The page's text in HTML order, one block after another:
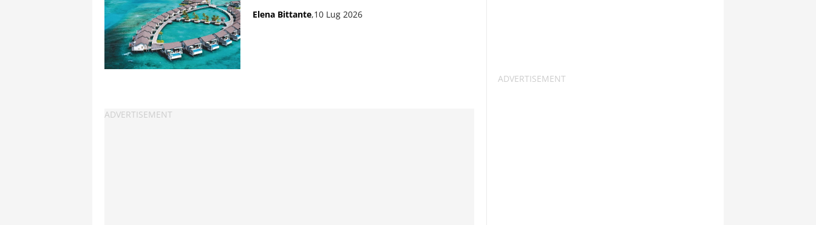
Elena Bittante,10 Lug 2026